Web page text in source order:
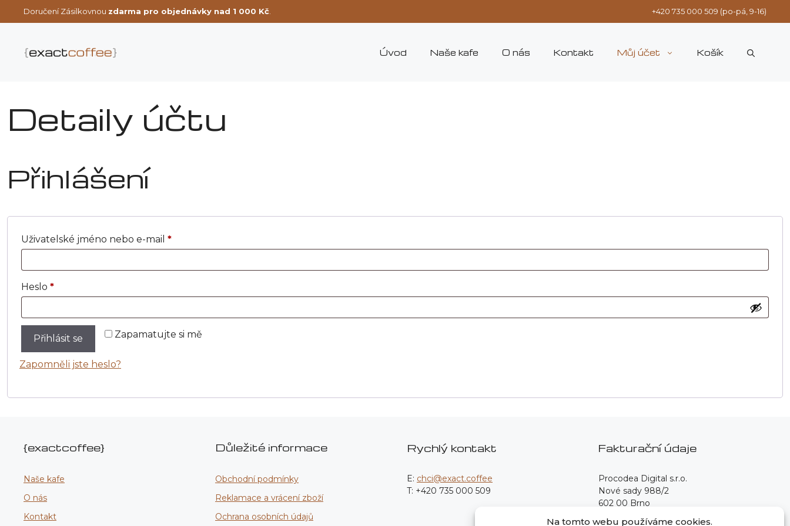
Na tomto webu používáme cookies.
Přeskočit
na
+420 735 000 509 (po-pá, 9-16)
Doručení Zásilkovnou zdarma pro objednávky nad 1 000 Kč
Úvod Naše kafe O nás Kontakt Můj účet Košík
Detaily účtu
Přihlášení
Uživatelské jméno nebo e-mail *Povinné
Heslo *Povinné
Zapamatujte si mě
Přihlásit se
Zapomněli jste heslo?
{exactcoffee}
Naše kafe
O nás
Kontakt
Důležité informace
Obchodní podmínky
Reklamace a vrácení zboží
Ochrana osobních údajů
Rychlý kontakt
E: chci@exact.coffee
T: +420 735 000 509
Fakturační údaje
Procodea Digital s.r.o.
Nové sady 988/2
602 00 Brno